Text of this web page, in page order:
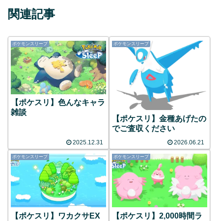
関連記事
ポケモンスリープ
【ポケスリ】色んなキャラ
雑談
2025.12.31
ポケモンスリープ
【ポケスリ】金種あげたの
でご査収ください
2026.06.21
ポケモンスリープ
【ポケスリ】ワカクサEX
ポケモンスリープ
【ポケスリ】2,000時間ラ